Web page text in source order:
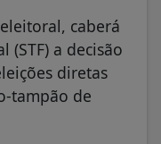
caberá
(STF) a decisão
diretas
tampão de